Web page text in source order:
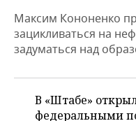
КОРОЛИ
ВУЗЫ ТАТАРСТАНА
ТОРГОВЫЕ ЦЕНТРЫ
ТАТАРСТАНА
ФИНАНСЫ
БАНКИ
НОВОСТИ
ПРОМЫШЛЕННОСТИ
МАШИНОСТРОЕНИЕ
НЕДВИЖИМОСТЬ
НОВОСТИ
АВТО
Максим Кононенко
зацикливаться на
задуматься над
В «Штабе»
федеральными